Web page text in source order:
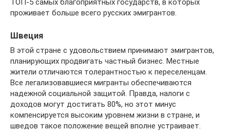
ТОП-5 самых благоприятных государств, в которых
проживает больше всего русских эмигрантов.
Швеция
В этой стране с удовольствием принимают эмигрантов,
планирующих продвигать частный бизнес. Местные
жители отличаются толерантностью к переселенцам.
Все легализовавшиеся мигранты обеспечиваются
надежной социальной защитой. Правда, налоги с
доходов могут достигать 80%, но этот минус
компенсируется высоким уровнем жизни в стране, и
шведов такое положение вещей вполне устраивает.